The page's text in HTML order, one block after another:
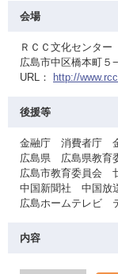
会場
ＲＣＣ文化センタ
広島市中区橋本町５
URL：
http://
後援等
金融庁 消費者庁 金
広島県 広島県教
広島市教育委員会
中国新聞社 中国
広島ホームテレビ
内容